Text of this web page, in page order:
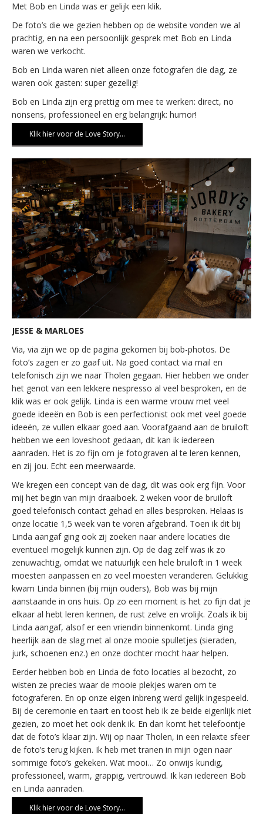
Met Bob en Linda was er gelijk een klik.
De foto’s die we gezien hebben op de website vonden we al
prachtig, en na een persoonlijk gesprek met Bob en Linda
waren we verkocht.
Bob en Linda waren niet alleen onze fotografen die dag, ze
waren ook gasten: super gezellig!
Bob en Linda zijn erg prettig om mee te werken: direct, no
nonsens, professioneel en erg belangrijk: humor!
Klik hier voor de Love Story…
JESSE & MARLOES
Via, via zijn we op de pagina gekomen bij bob-photos. De
foto’s zagen er zo gaaf uit. Na goed contact via mail en
telefonisch zijn we naar Tholen gegaan. Hier hebben we onder
het genot van een lekkere nespresso al veel besproken, en de
klik was er ook gelijk. Linda is een warme vrouw met veel
goede ideeën en Bob is een perfectionist ook met veel goede
ideeën, ze vullen elkaar goed aan. Voorafgaand aan de bruiloft
hebben we een loveshoot gedaan, dit kan ik iedereen
aanraden. Het is zo fijn om je fotograven al te leren kennen,
en zij jou. Echt een meerwaarde.
We kregen een concept van de dag, dit was ook erg fijn. Voor
mij het begin van mijn draaiboek. 2 weken voor de bruiloft
goed telefonisch contact gehad en alles besproken. Helaas is
onze locatie 1,5 week van te voren afgebrand. Toen ik dit bij
Linda aangaf ging ook zij zoeken naar andere locaties die
eventueel mogelijk kunnen zijn. Op de dag zelf was ik zo
zenuwachtig, omdat we natuurlijk een hele bruiloft in 1 week
moesten aanpassen en zo veel moesten veranderen. Gelukkig
kwam Linda binnen (bij mijn ouders), Bob was bij mijn
aanstaande in ons huis. Op zo een moment is het zo fijn dat je
elkaar al hebt leren kennen, de rust zelve en vrolijk. Zoals ik bij
Linda aangaf, alsof er een vriendin binnenkomt. Linda ging
heerlijk aan de slag met al onze mooie spulletjes (sieraden,
jurk, schoenen enz.) en onze dochter mocht haar helpen.
Eerder hebben bob en Linda de foto locaties al bezocht, zo
wisten ze precies waar de mooie plekjes waren om te
fotograferen. En op onze eigen inbreng werd gelijk ingespeeld.
Bij de ceremonie en taart en toost heb ik ze beide eigenlijk niet
gezien, zo moet het ook denk ik. En dan komt het telefoontje
dat de foto’s klaar zijn. Wij op naar Tholen, in een relaxte sfeer
de foto’s terug kijken. Ik heb met tranen in mijn ogen naar
sommige foto’s gekeken. Wat mooi… Zo onwijs kundig,
professioneel, warm, grappig, vertrouwd. Ik kan iedereen Bob
en Linda aanraden.
Klik hier voor de Love Story…